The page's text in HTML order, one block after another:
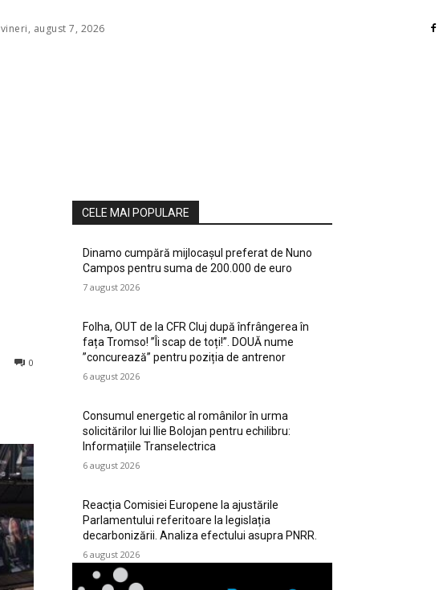
vineri, august 7, 2026
0
CELE MAI POPULARE
Dinamo cumpără mijlocașul preferat de Nuno
Campos pentru suma de 200.000 de euro
7 august 2026
Folha, OUT de la CFR Cluj după înfrângerea în
fața Tromso! ”Îi scap de toți!”. DOUĂ nume
”concurează” pentru poziția de antrenor
6 august 2026
Consumul energetic al românilor în urma
solicitărilor lui Ilie Bolojan pentru echilibru:
Informațiile Transelectrica
6 august 2026
Reacția Comisiei Europene la ajustările
Parlamentului referitoare la legislația
decarbonizării. Analiza efectului asupra PNRR.
6 august 2026